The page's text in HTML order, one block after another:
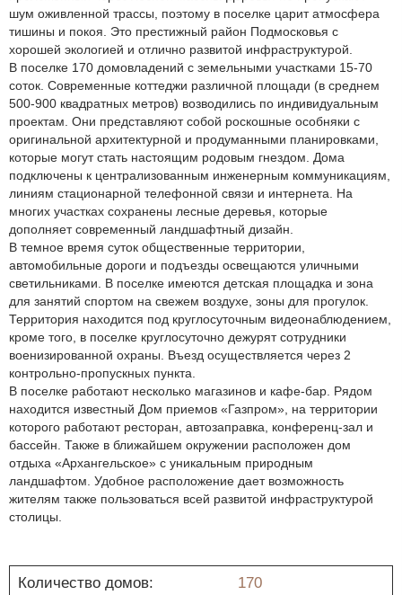
шум оживленной трассы, поэтому в поселке царит атмосфера
тишины и покоя. Это престижный район Подмосковья с
хорошей экологией и отлично развитой инфраструктурой.
В поселке 170 домовладений с земельными участками 15-70
соток. Современные коттеджи различной площади (в среднем
500-900 квадратных метров) возводились по индивидуальным
проектам. Они представляют собой роскошные особняки с
оригинальной архитектурной и продуманными планировками,
которые могут стать настоящим родовым гнездом. Дома
подключены к централизованным инженерным коммуникациям,
линиям стационарной телефонной связи и интернета. На
многих участках сохранены лесные деревья, которые
дополняет современный ландшафтный дизайн.
В темное время суток общественные территории,
автомобильные дороги и подъезды освещаются уличными
светильниками. В поселке имеются детская площадка и зона
для занятий спортом на свежем воздухе, зоны для прогулок.
Территория находится под круглосуточным видеонаблюдением,
кроме того, в поселке круглосуточно дежурят сотрудники
военизированной охраны. Въезд осуществляется через 2
контрольно-пропускных пункта.
В поселке работают несколько магазинов и кафе-бар. Рядом
находится известный Дом приемов «Газпром», на территории
которого работают ресторан, автозаправка, конференц-зал и
бассейн. Также в ближайшем окружении расположен дом
отдыха «Архангельское» с уникальным природным
ландшафтом. Удобное расположение дает возможность
жителям также пользоваться всей развитой инфраструктурой
столицы.
Количество домов:
170